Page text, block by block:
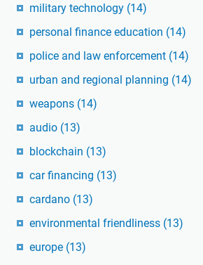
military technology (14)
personal finance education (14)
police and law enforcement (14)
urban and regional planning (14)
weapons (14)
audio (13)
blockchain (13)
car financing (13)
cardano (13)
environmental friendliness (13)
europe (13)